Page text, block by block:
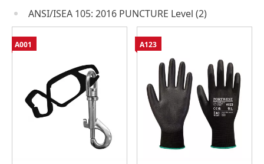
ANSI/ISEA 105: 2016 PUNCTURE Level (2)
A001 A123